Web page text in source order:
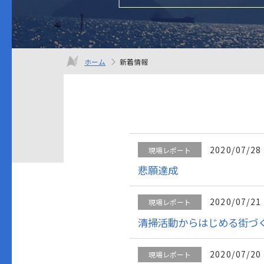
ホーム 新着情報
現場レポート 2020/07/28
悲願達成
現場レポート 2020/07/21
清掃活動からはじめる街づ
現場レポート 2020/07/20